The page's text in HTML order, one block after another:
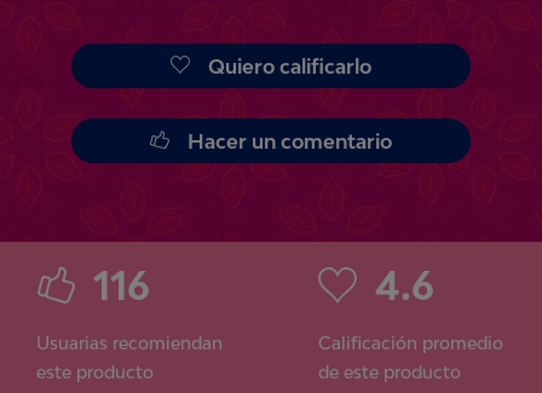
Quiero calificarlo
Hacer un comentario
116
Usuarias recomiendan
este producto
4.6
Calificación promedio
de este producto